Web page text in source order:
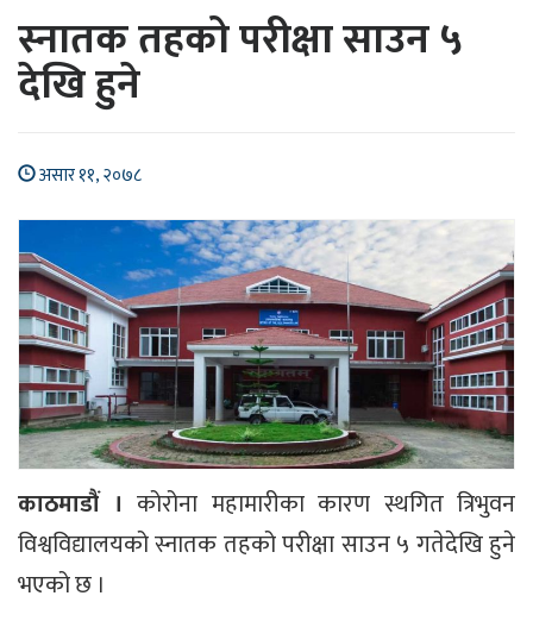
स्नातक तहको परीक्षा साउन ५
देखि हुने
असार ११, २०७८
काठमाडौं । कोरोना महामारीका कारण स्थगित त्रिभुवन
विश्वविद्यालयको स्नातक तहको परीक्षा साउन ५ गतेदेखि हुने
भएको छ ।